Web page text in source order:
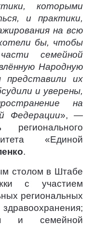
которыми
и практики,
на всю
бы, чтобы
семейной
Народную
представили их
и уверены,
на
Федерации», —
регионального
«Единой
.
столом в Штабе
с участием
региональных
и семейной